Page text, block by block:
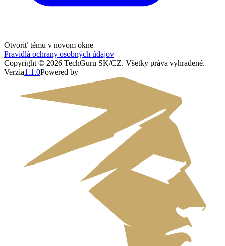
Otvoriť tému v novom okne
Pravidlá ochrany osobných údajov
Copyright © 2026 TechGuru SK/CZ. Všetky práva vyhradené.
Verzia1.1.0Powered by